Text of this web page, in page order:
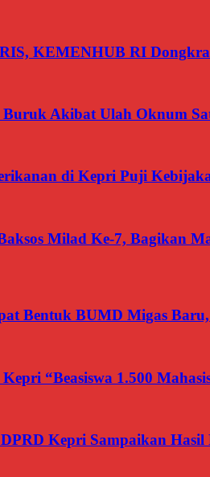
KEMENHUB RI
Akibat Ulah Oknum
di Kepri Puji
Milad Ke-7, Bagikan
Bentuk BUMD Migas
“Beasiswa 1.500
Kepri Sampaikan